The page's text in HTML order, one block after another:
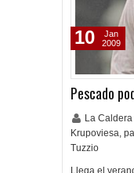
Pescado
La
Krupoviesa,
Tuzzio
Llega el
10
Jan
2009